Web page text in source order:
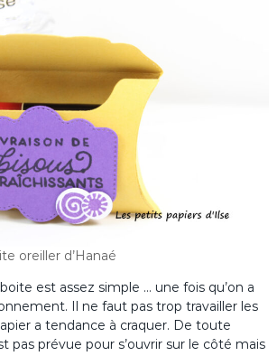
oreiller d’Hanaé
est assez simple … une fois qu’on a
Il ne faut pas trop travailler les
a tendance à craquer. De toute
pas prévue pour s’ouvrir sur le côté mais